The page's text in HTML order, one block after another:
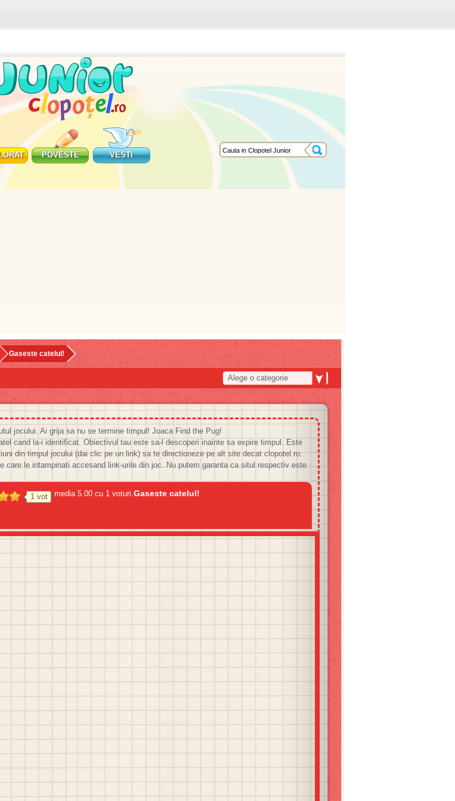
POVESTE VESTI
Gaseste catelul!
Alege o categorie
jocului. Ai grija sa nu se termine timpul! Joaca Find the Pug!
cand la-i identificat. Obiectivul tau este sa-l descoperi inainte sa expire timpul. Este
din timpul jocului (dai clic pe un link) sa te directioneze pe alt site decat clopotel.ro.
care le intampinati accesand link-urile din joc. Nu putem garanta ca situl respectiv este
Gaseste catelul!
1 vot media 5.00 cu 1 voturi.